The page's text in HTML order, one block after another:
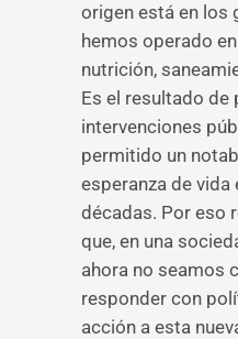
origen está en los
hemos operado
nutrición,
Es el resultado de
intervenciones
permitido un
esperanza de vida
décadas. Por eso
que, en una
ahora no seamos
responder con
acción a esta